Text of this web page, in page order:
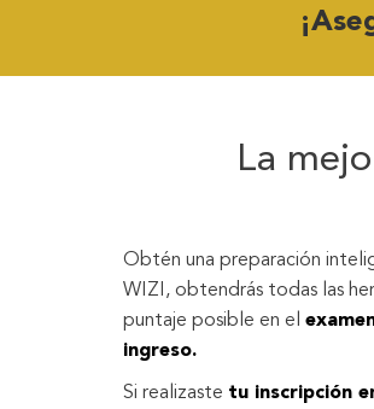
La
Obtén una preparación
WIZI, obtendrás todas las
puntaje posible en el
ingreso.
Si realizaste tu inscripción